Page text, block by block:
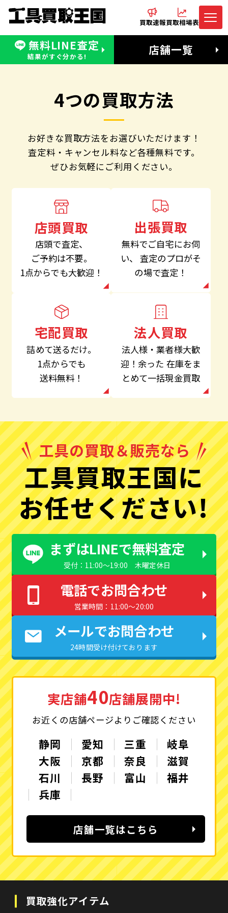
買取速報買取相場表
無料LINE査定
結果がすぐ分かる! 店舗一覧
無料LINE査定
受付：11:00〜19:00 木曜定休日
電話でお問合わせ
営業時間：11:00〜20:00
4つの買取方法
お好きな買取方法をお選びいただけます！
査定料・キャンセル料など各種無料です。
ぜひお気軽にご利用ください。
店頭買取
店頭で査定、
ご予約は不要。
1点からでも大歓迎！
出張買取
無料でご自宅にお伺
い、
査定のプロがそ
の場で査定！
宅配買取
詰めて送るだけ。
1点からでも
送料無料！
法人買取
法人様・業者様大歓
迎！余った 在庫をま
とめて一括現金買取
工具買取王国に
お任せください!
まずはLINEで無料査定
受付：11:00〜19:00 木曜定休日
電話でお問合わせ
営業時間：11:00〜20:00
メールでお問合わせ
24時間受け付けております
実店舗40店舗展開中!
お近くの店舗ページよりご確認ください
静岡 愛知 三重
岐阜
大阪
京都 奈良
滋賀
石川
長野 富山
福井
兵庫
店舗一覧はこちら
買取強化アイテム